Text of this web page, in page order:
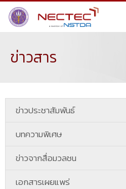
ข่าวสาร
ข่าวประชาสัมพันธ์
บทความพิเศษ
ข่าวจากสื่อมวลชน
เอกสารเผยแพร่